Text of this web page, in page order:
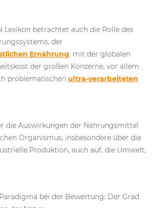
Lexikon betrachtet auch die Rolle des
der
Ernährung, mit der globalen
der großen Konzerne, vor allem
problematischen ultra-verarbeiteten
die Auswirkungen der Nahrungsmittel
Organismus, insbesondere über die
Produktion, auch auf, die Umwelt,
bei der Bewertung: Der Grad